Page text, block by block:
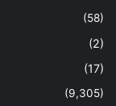
(58)
(2)
(17)
(9,305)